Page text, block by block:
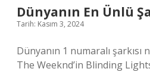
Dünyanın En Ünlü
Tarih: Kasım 3, 2024
Dünyanın 1 numaralı şarkısı
The Weeknd’in Blinding Lights